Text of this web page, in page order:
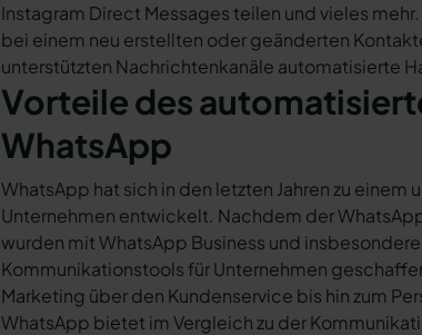
Instagram Direct Messages teilen und vieles
bei einem neu erstellten oder geänderten
unterstützten Nachrichtenkanäle automatisierte
Vorteile des
WhatsApp
WhatsApp hat sich in den letzten Jahren zu
Unternehmen entwickelt. Nachdem der
wurden mit WhatsApp Business und
Kommunikationstools für Unternehmen
Marketing über den Kundenservice bis hin zum
WhatsApp bietet im Vergleich zu der